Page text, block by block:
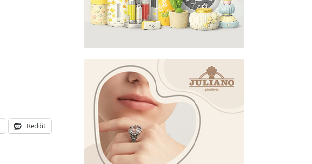
Reddit